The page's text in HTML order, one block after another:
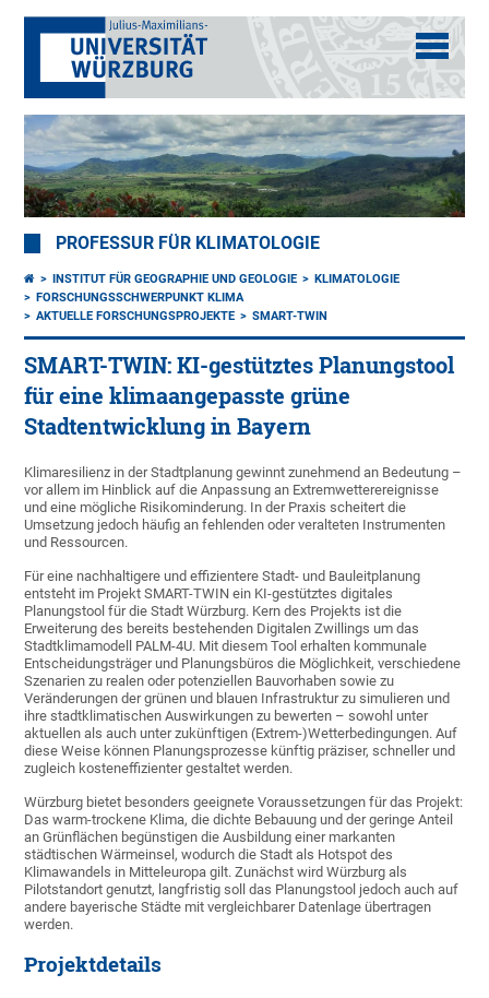
PROFESSUR FÜR KLIMATOLOGIE
INSTITUT FÜR GEOGRAPHIE UND GEOLOGIE
KLIMATOLOGIE
FORSCHUNGSSCHWERPUNKT KLIMA
AKTUELLE FORSCHUNGSPROJEKTE
SMART-TWIN
SMART-TWIN: KI-gestütztes Planungstool
für eine klimaangepasste grüne
Stadtentwicklung in Bayern
Klimaresilienz in der Stadtplanung gewinnt zunehmend an Bedeutung –
vor allem im Hinblick auf die Anpassung an Extremwetterereignisse
und eine mögliche Risikominderung. In der Praxis scheitert die
Umsetzung jedoch häufig an fehlenden oder veralteten Instrumenten
und Ressourcen.
Für eine nachhaltigere und effizientere Stadt- und Bauleitplanung
entsteht im Projekt SMART-TWIN ein KI-gestütztes digitales
Planungstool für die Stadt Würzburg. Kern des Projekts ist die
Erweiterung des bereits bestehenden Digitalen Zwillings um das
Stadtklimamodell PALM-4U. Mit diesem Tool erhalten kommunale
Entscheidungsträger und Planungsbüros die Möglichkeit, verschiedene
Szenarien zu realen oder potenziellen Bauvorhaben sowie zu
Veränderungen der grünen und blauen Infrastruktur zu simulieren und
ihre stadtklimatischen Auswirkungen zu bewerten – sowohl unter
aktuellen als auch unter zukünftigen (Extrem-)Wetterbedingungen. Auf
diese Weise können Planungsprozesse künftig präziser, schneller und
zugleich kosteneffizienter gestaltet werden.
Würzburg bietet besonders geeignete Voraussetzungen für das Projekt:
Das warm-trockene Klima, die dichte Bebauung und der geringe Anteil
an Grünflächen begünstigen die Ausbildung einer markanten
städtischen Wärmeinsel, wodurch die Stadt als Hotspot des
Klimawandels in Mitteleuropa gilt. Zunächst wird Würzburg als
Pilotstandort genutzt, langfristig soll das Planungstool jedoch auch auf
andere bayerische Städte mit vergleichbarer Datenlage übertragen
werden.
Projektdetails